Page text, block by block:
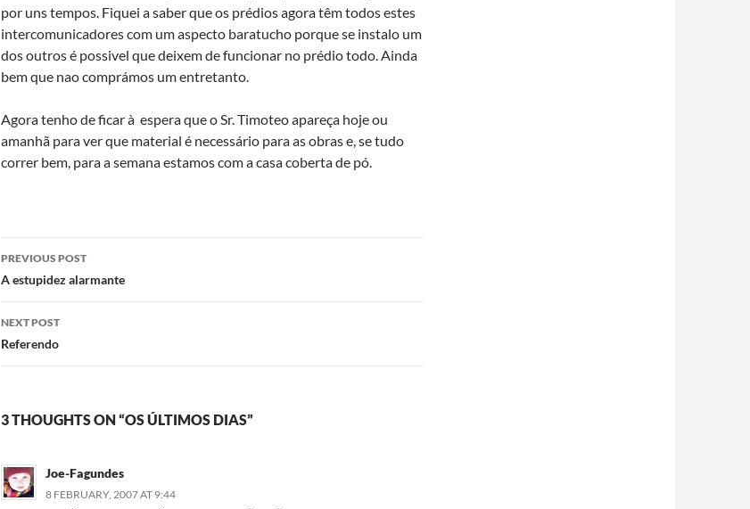
por uns tempos. Fiquei a saber que os prédios agora têm todos estes
intercomunicadores com um aspecto baratucho porque se instalo um
dos outros é possivel que deixem de funcionar no prédio todo. Ainda
bem que nao comprámos um entretanto.
Agora tenho de ficar à espera que o Sr. Timoteo apareça hoje ou
amanhã para ver que material é necessário para as obras e, se tudo
correr bem, para a semana estamos com a casa coberta de pó.
Post
navigation
PREVIOUS POST
A estupidez alarmante
NEXT POST
Referendo
3 THOUGHTS ON “OS ÚLTIMOS DIAS”
Joe-Fagundes
8 FEBRUARY, 2007 AT 9:44